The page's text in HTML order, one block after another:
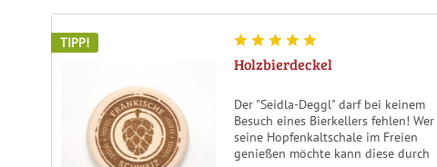
TIPP!
Holzbierdeckel
Der "Seidla-Deggl" darf bei keinem
Besuch eines Bierkellers fehlen! Wer
seine Hopfenkaltschale im Freien
genießen möchte kann diese durch